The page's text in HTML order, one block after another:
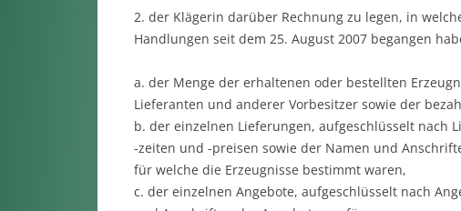
2. der Klägerin darüber Rechnung zu legen, in
Handlungen seit dem 25. August 2007 begangen
a. der Menge der erhaltenen oder bestellten
Lieferanten und anderer Vorbesitzer sowie der
b. der einzelnen Lieferungen, aufgeschlüsselt nach
-zeiten und -preisen sowie der Namen und
für welche die Erzeugnisse bestimmt waren,
c. der einzelnen Angebote, aufgeschlüsselt nach